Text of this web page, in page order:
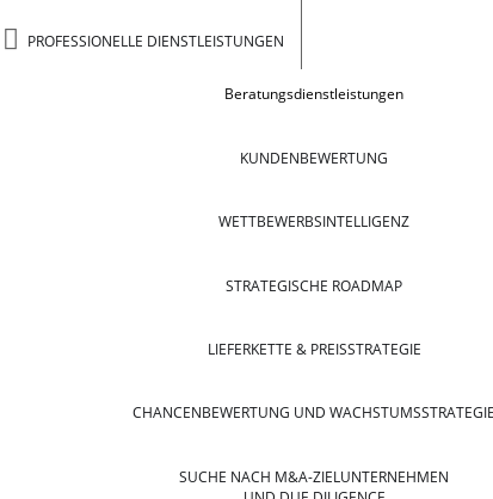
PROFESSIONELLE DIENSTLEISTUNGEN
Beratungsdienstleistungen
KUNDENBEWERTUNG
WETTBEWERBSINTELLIGENZ
STRATEGISCHE ROADMAP
LIEFERKETTE & PREISSTRATEGIE
CHANCENBEWERTUNG UND WACHSTUMSSTRATEGIE
SUCHE NACH M&A-ZIELUNTERNEHMEN